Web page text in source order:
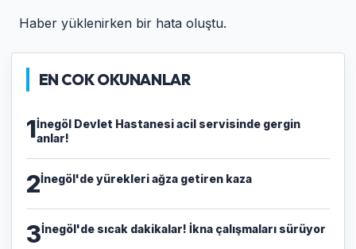
Haber yüklenirken bir hata oluştu.
EN COK OKUNANLAR
1İnegöl Devlet Hastanesi acil servisinde gergin
anlar!
2İnegöl'de yürekleri ağza getiren kaza
3İnegöl'de sıcak dakikalar! İkna çalışmaları sürüyor